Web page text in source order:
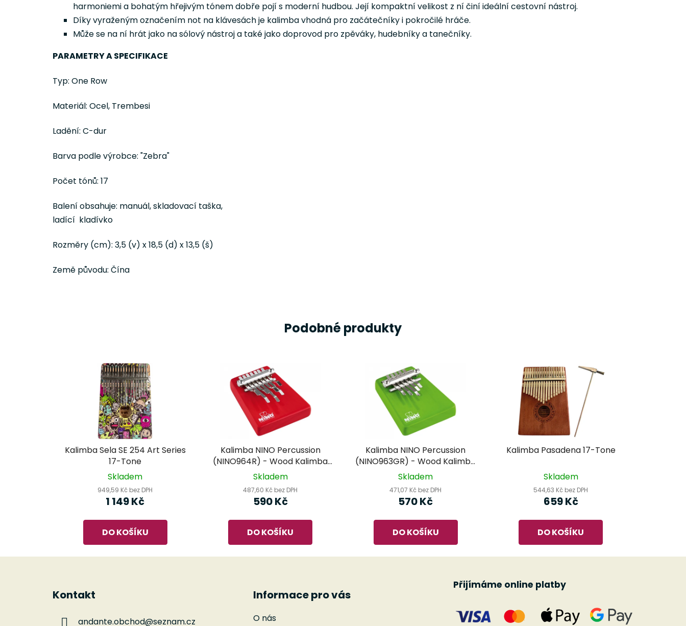
harmoniemi a bohatým hřejivým tónem dobře pojí s moderní hudbou. Její kompaktní velikost z ní činí ideální cestovní nástroj.
Díky vyraženým označením not na klávesách je kalimba vhodná pro začátečníky i pokročilé hráče.
Může se na ní hrát jako na sólový nástroj a také jako doprovod pro zpěváky, hudebníky a tanečníky.
PARAMETRY A SPECIFIKACE
Typ: One Row
Materiál: Ocel, Trembesi
Ladění: C-dur
Barva podle výrobce: "Zebra"
Počet tónů: 17
Balení obsahuje: manuál, skladovací taška,
ladící kladívko
Rozměry (cm): 3,5 (v) x 18,5 (d) x 13,5 (š)
Země původu: Čína
Podobné produkty
Kalimba Sela SE 254 Art Series
17-Tone
Skladem
949,59 Kč bez DPH
1 149 Kč
DO KOŠÍKU
Kalimba NINO Percussion
(NINO964R) - Wood Kalimba
Red, Medium
Skladem
487,60 Kč bez DPH
590 Kč
DO KOŠÍKU
Kalimba NINO Percussion
(NINO963GR) - Wood Kalimba
Green, Small
Skladem
471,07 Kč bez DPH
570 Kč
DO KOŠÍKU
Kalimba Pasadena 17-Tone
Skladem
544,63 Kč bez DPH
659 Kč
DO KOŠÍKU
Kontakt
andante.obchod@seznam.cz
Informace pro vás
O nás
Přijímáme online platby